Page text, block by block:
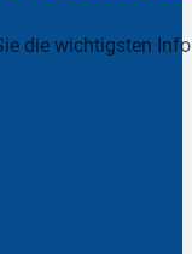
die wichtigsten